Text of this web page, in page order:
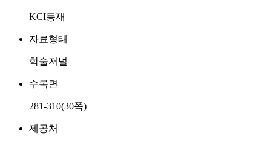
KCI등재
자료형태
학술저널
수록면
281-310(30쪽)
제공처